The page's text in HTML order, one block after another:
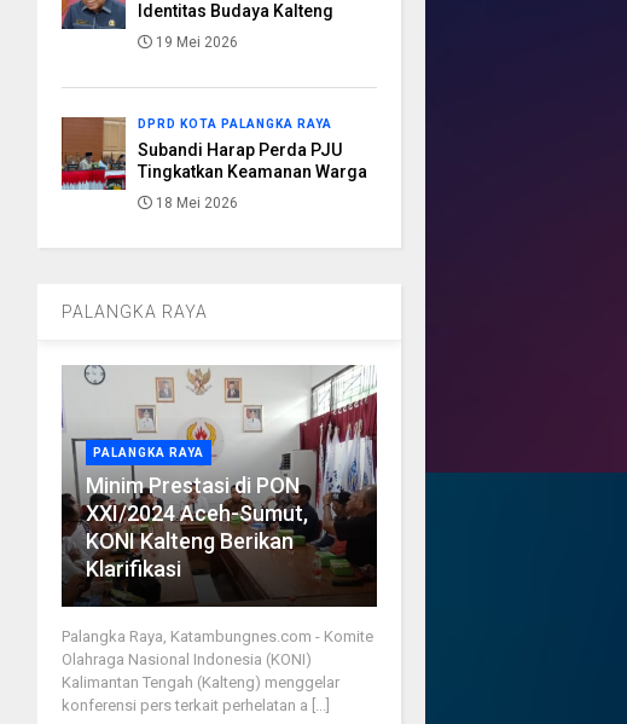
Identitas Budaya Kalteng
19 Mei 2026
DPRD KOTA PALANGKA RAYA
Subandi Harap Perda PJU
Tingkatkan Keamanan Warga
18 Mei 2026
PALANGKA RAYA
PALANGKA RAYA
Minim Prestasi di PON
XXI/2024 Aceh-Sumut,
KONI Kalteng Berikan
Klarifikasi
Palangka Raya, Katambungnes.com - Komite
Olahraga Nasional Indonesia (KONI)
Kalimantan Tengah (Kalteng) menggelar
konferensi pers terkait perhelatan a [...]